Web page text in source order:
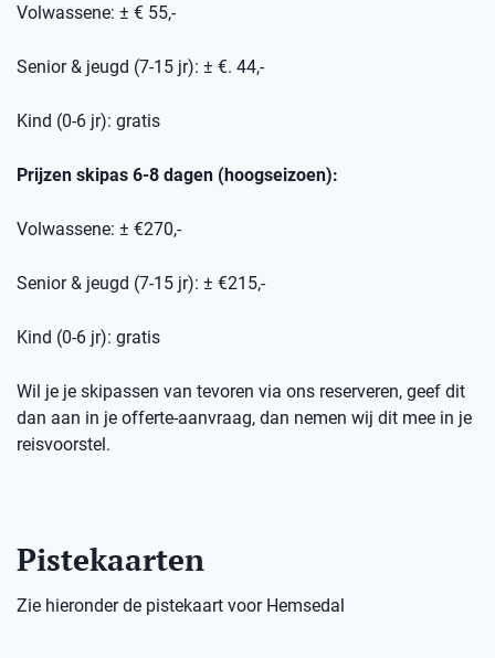
Volwassene: ± € 55,-
Senior & jeugd (7-15 jr): ± €. 44,-
Kind (0-6 jr): gratis
Prijzen skipas 6-8 dagen (hoogseizoen):
Volwassene: ± €270,-
Senior & jeugd (7-15 jr): ± €215,-
Kind (0-6 jr): gratis
Wil je je skipassen van tevoren via ons reserveren, geef dit
dan aan in je offerte-aanvraag, dan nemen wij dit mee in je
reisvoorstel.
Pistekaarten
Zie hieronder de pistekaart voor Hemsedal